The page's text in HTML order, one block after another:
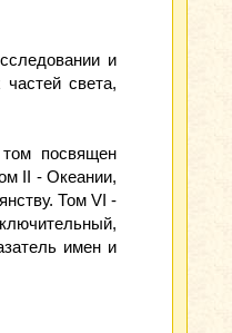
и
света,
том посвящен
II - Океании,
Том VI -
имен и